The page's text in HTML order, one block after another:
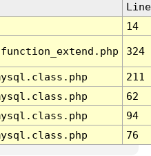
Line
14
324
211
62
94
76